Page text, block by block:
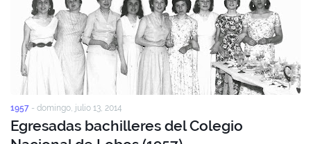
1957 - domingo, julio 13, 2014
Egresadas bachilleres del Colegio